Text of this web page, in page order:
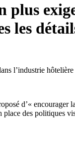
plus
les
l’industrie
d’«
des politiques